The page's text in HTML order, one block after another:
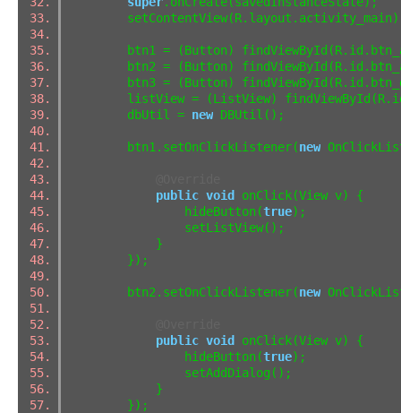
btn1 = (Button)
btn2 = (Button)
btn3 = (Button)
listView = (ListView)
dbUtil = new DBUtil();
btn1.setOnClickListener(new
public void onClick(View v) {
hideButton(true);
setListView();
}
});
btn2.setOnClickListener(new
public void onClick(View v) {
hideButton(true);
setAddDialog();
}
});